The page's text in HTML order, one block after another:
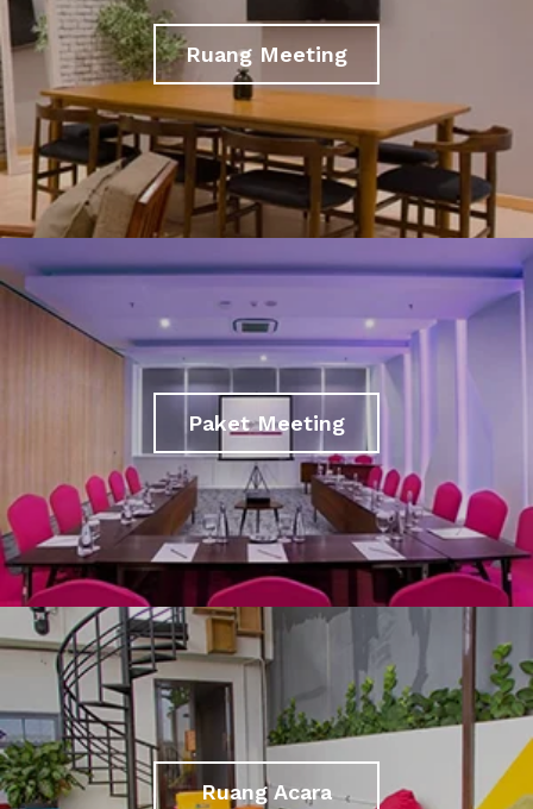
Ruang Meeting
Paket Meeting
Ruang Acara